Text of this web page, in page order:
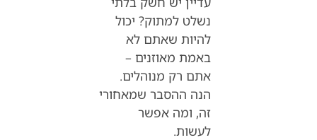
נשלט למתוק? יכול
להיות שאתם לא
באמת מאוזנים –
אתם רק מנוהלים.
הנה ההסבר שמאחורי
זה, ומה אפשר
לעשות.